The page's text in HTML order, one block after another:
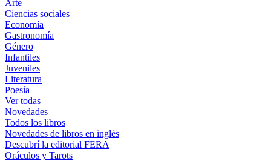
Arte
Ciencias sociales
Economía
Gastronomía
Género
Infantiles
Juveniles
Literatura
Poesía
Ver todas
Novedades
Todos los libros
Novedades de libros en inglés
Descubrí la editorial FERA
Oráculos y Tarots